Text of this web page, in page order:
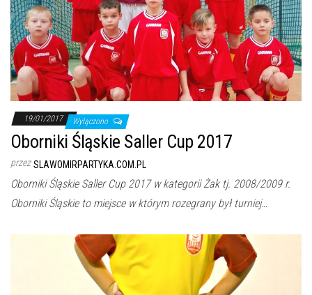
19/01/2017 Wyłączono
Oborniki Śląskie Saller Cup 2017
przez SLAWOMIRPARTYKA.COM.PL
Oborniki Śląskie Saller Cup 2017 w kategorii Żak tj. 2008/2009 r.
Oborniki Śląskie to miejsce w którym rozegrany był turniej…